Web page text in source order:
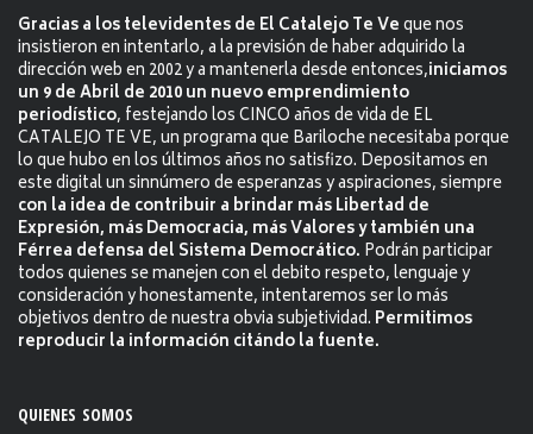
Gracias a los televidentes de El Catalejo Te Veque nos
insistieron en intentarlo, a la previsión de haber adquirido la
dirección web en 2002 y a mantenerla desde entonces,iniciamos
un 9 de Abril de 2010 un nuevo emprendimiento
periodístico, festejando los CINCO años de vida de EL
CATALEJO TE VE, un programa que Bariloche necesitaba porque
lo que hubo en los últimos años no satisfizo. Depositamos en
este digital un sinnúmero de esperanzas y aspiraciones, siempre
con la idea de contribuir a brindar más Libertad de
Expresión, más Democracia, más Valores y también una
Férrea defensa del Sistema Democrático. Podrán participar
todos quienes se manejen con el debito respeto, lenguaje y
consideración y honestamente, intentaremos ser lo más
objetivos dentro de nuestra obvia subjetividad. Permitimos
reproducir la información citándo la fuente.
QUIENES SOMOS